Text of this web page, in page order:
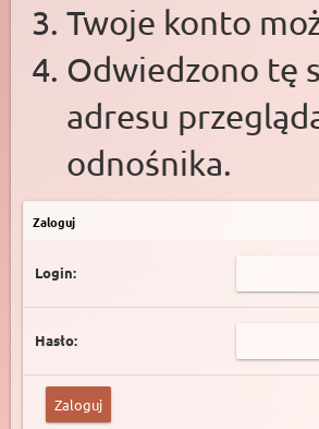
Twoje konto
Odwiedzono tę
adresu
odnośnika.
Zaloguj
Login:
Hasło: